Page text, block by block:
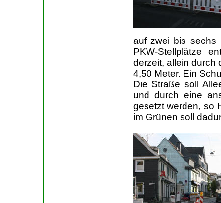
auf zwei bis sechs
PKW-Stellplätze
derzeit, allein durch
4,50 Meter. Ein
Die Straße soll
und durch eine
gesetzt werden, so
im Grünen soll